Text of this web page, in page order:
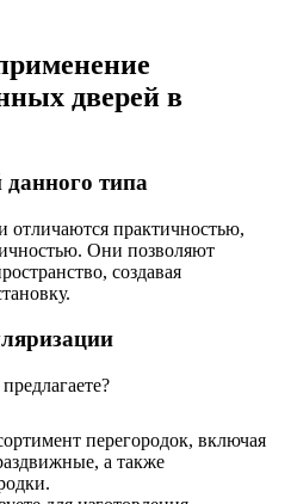
дверей в
данного типа
практичностью,
Они позволяют
создавая
перегородок, включая
а также